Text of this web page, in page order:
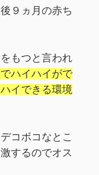
９ヵ月の赤ち
もつと言われ
ハイハイがで
イできる環境
コボコなとこ
するのでオス